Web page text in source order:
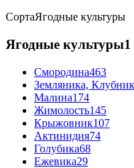
СортаЯгодные культуры
Ягодные культуры
Смородина463
Земляника,
Малина174
Жимолость145
Крыжовник107
Актинидия74
Голубика68
Ежевика29